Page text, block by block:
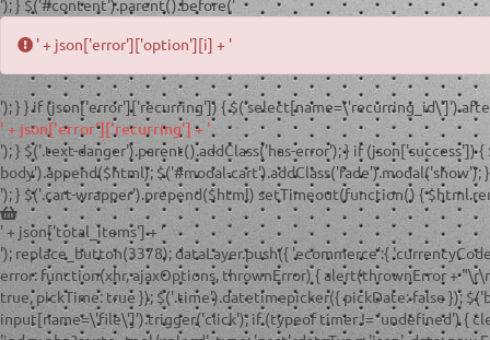
'); } $('#content').parent().before('
' + json['error']['option'][i] + '
'); } } if (json['error']['recurring']) {
' + json['error']['recurring'] + '
'); } $('.text-danger').parent().addClass('has-error'); } if (json['success'])
body').append($html); $('#modal-
'); } $('.cart-wrapper').prepend($html) setTimeout(function() {
' + json['total_items'] + '
'); replace_button(3378); dataLayer.push({ 'ecommerce':{
error: function(xhr, ajaxOptions, thrownError) { alert(thrownError +
true, pickTime: true }); $('.time').datetimepicker({ pickDate: false });
input[name=\'file\']').trigger('click'); if (typeof timer != 'undefined') {